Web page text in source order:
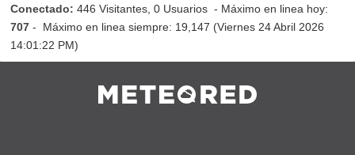
Conectado: 446 Visitantes, 0 Usuarios - Máximo en linea hoy:
707 - Máximo en linea siempre: 19,147 (Viernes 24 Abril 2026
14:01:22 PM)